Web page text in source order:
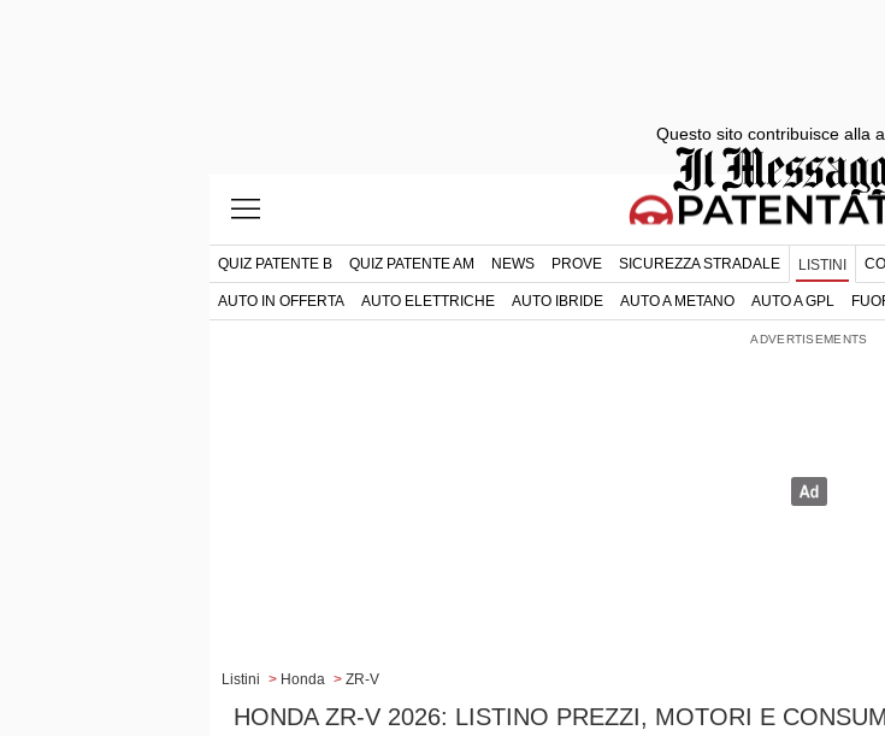
QUIZ PATENTE B QUIZ PATENTE AM NEWS PROVE SICUREZZA STRADALE LISTINI
AUTO IN OFFERTA AUTO ELETTRICHE AUTO IBRIDE AUTO A METANO AUTO A GPL
Listini > Honda > ZR-V
HONDA ZR-V 2026: LISTINO PREZZI, MOTORI E
Questo sito contribuisce alla